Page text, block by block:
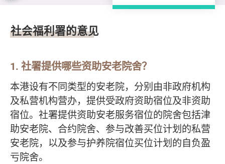
社会福利署的意见
1. 社署提供哪些资助安老院舍？
本港设有不同类型的安老院，分别由非政府机构
及私营机构营办，提供受政府资助宿位及非资助
宿位。社署提供资助安老服务宿位的院舍包括津
助安老院、合约院舍、参与改善买位计划的私营
安老院，以及参与护养院宿位买位计划的自负盈
亏院舍。